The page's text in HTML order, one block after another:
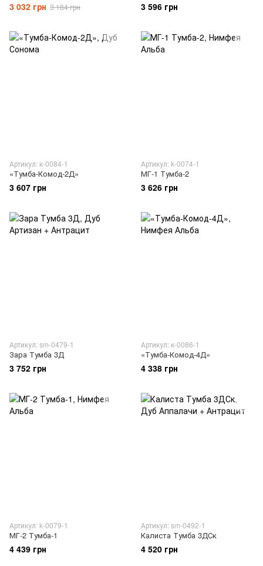
3 032 грн 3 184 грн 3 596 грн
Артикул: к-0084-1
«Тумба-Комод-2Д»
3 607 грн
Артикул: k-0074-1
МГ-1 Тумба-2
3 626 грн
Артикул: sm-0479-1
Зара Тумба 3Д
3 752 грн
Артикул: к-0086-1
«Тумба-Комод-4Д»
4 338 грн
Артикул: k-0079-1
МГ-2 Тумба-1
4 439 грн
Артикул: sm-0492-1
Калиста Тумба 3ДСк
4 520 грн